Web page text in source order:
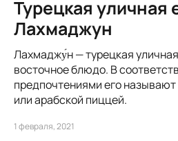
Турецкая уличная
Лахмаджун
Лахмаджу́н — турецкая
восточное блюдо. В
предпочтениями его
или арабской пиццей.
1 февраля, 2021